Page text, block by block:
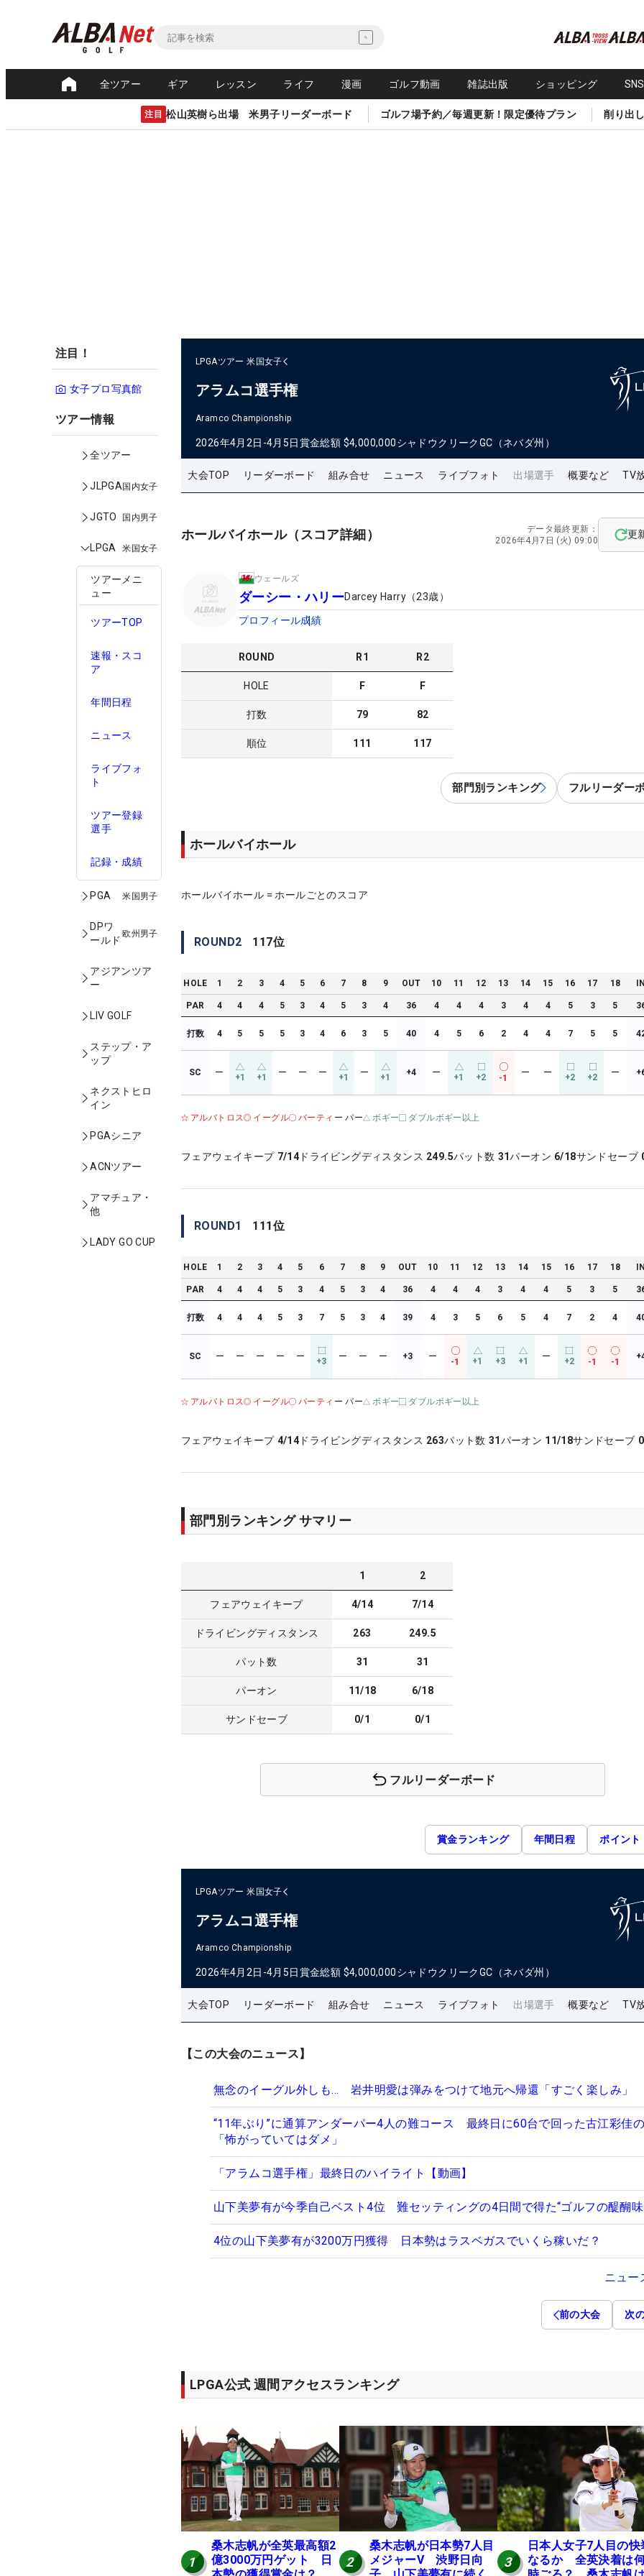
全ツアー ギア レッスン ライフ 漫画 ゴルフ動画 雑誌出版 ショッピング
注目 松山英樹ら出場 米男子リーダーボード ゴルフ場予約／毎週更新！限定優待プラン 削り出
注目！
女子プロ写真館
ツアー情報
全ツアー
JLPGA国内女子
JGTO 国内男子
LPGA 米国女子
ツアーメニ
ュー
ツアーTOP
速報・スコ
ア
年間日程
ニュース
ライブフォ
ト
ツアー登録
選手
記録・成績
PGA 米国男子
DPワ
ールド
欧州男子
アジアンツア
ー
LIV GOLF
ステップ・ア
ップ
ネクストヒロ
イン
PGAシニア
ACNツアー
アマチュア・
他
LADY GO CUP
LPGAツアー 米国女子
アラムコ選手権
Aramco Championship
2026年4月2日-4月5日賞金総額 $4,000,000シャドウクリークGC（ネバダ州）
大会TOP リーダーボード 組み合せ ニュース ライブフォト 出場選手 概要など TV
ホールバイホール（スコア詳細）
データ最終更新：
2026年4月7日 (火) 09:00
更
ウェールズ
ダーシー・ハリーDarcey Harry （23歳）
プロフィール成績
ROUND R1 R2
HOLE F F
打数 79 82
順位 111 117
部門別ランキング フルリーダー
ホールバイホール
ホールバイホール = ホールごとのスコア
ROUND2 117位
HOLE 1 2 3 4 5 6 7 8 9 OUT 10 11 12 13 14 15 16 17 18
PAR 4 4 4 5 3 4 5 3 4 36 4 4 4 3 4 4 5 3 5
打数 4 5 5 5 3 4 6 3 5 40 4 5 6 2 4 4 7 5 5
SC ー +1 +1 ー ー ー +1 ー +1 +4 ー +1 +2 -1
ー ー +2 +2 ー
アルバトロス イーグル バーティ ー パー ボギー ダブルボギー以上
フェアウェイキープ 7/14 ドライビングディスタンス 249.5パット数 31パーオン 6/18サンドセーブ
ROUND1 111位
HOLE 1 2 3 4 5 6 7 8 9 OUT 10 11 12 13 14 15 16 17 18
PAR 4 4 4 5 3 4 5 3 4 36 4 4 4 3 4 4 5 3 5
打数 4 4 4 5 3 7 5 3 4 39 4 3 5 6 5 4 7 2 4
SC ー ー ー ー ー +3 ー ー ー +3 ー
-1 +1 +3 +1 ー +2 -1 -1
アルバトロス イーグル バーティ ー パー ボギー ダブルボギー以上
フェアウェイキープ 4/14 ドライビングディスタンス 263パット数 31パーオン 11/18サンドセーブ
部門別ランキング サマリー
1 2
フェアウェイキープ 4/14 7/14
ドライビングディスタンス 263 249.5
パット数 31 31
パーオン 11/18 6/18
サンドセーブ 0/1 0/1
フルリーダーボード
賞金ランキング 年間日程 ポイント
LPGAツアー 米国女子
アラムコ選手権
Aramco Championship
2026年4月2日-4月5日賞金総額 $4,000,000シャドウクリークGC（ネバダ州）
大会TOP リーダーボード 組み合せ ニュース ライブフォト 出場選手 概要など TV
【この大会のニュース】
無念のイーグル外しも… 岩井明愛は弾みをつけて地元へ帰還「すごく楽しみ」
“11年ぶり”に通算アンダーパー4人の難コース 最終日に60台で回った古江彩佳
「怖がっていてはダメ」
「アラムコ選手権」最終日のハイライト【動画】
山下美夢有が今季自己ベスト4位 難セッティングの4日間で得た“ゴルフの醍醐味
4位の山下美夢有が3200万円獲得 日本勢はラスベガスでいくら稼いだ？
ニュー
前の大会 次
LPGA公式 週間アクセスランキング
1
桑木志帆が全英最高額2
億3000万円ゲット 日
2
桑木志帆が日本勢7人目
メジャーV 渋野日向
3
日本人女子7人目の快
なるか 全英決着は